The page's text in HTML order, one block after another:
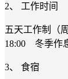
2、 工作时间
五天工作制（
18:00 冬季作
3、 食宿